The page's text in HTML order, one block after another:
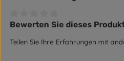
Durchschnittliche Bewertung von 0
Bewerten Sie dieses
Teilen Sie Ihre Erfahrungen mit